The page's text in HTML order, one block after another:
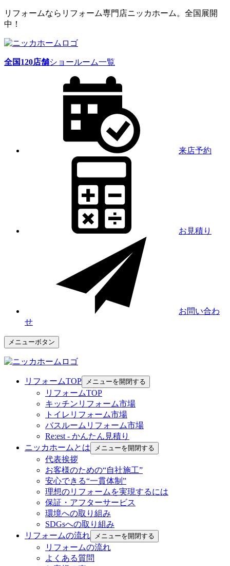
リフォームならリフォーム専門店ニッカホーム。全国展開
中！
全国120店舗ショールーム一覧
来店予約
お見積り
お問い合わ
せ
メニューボタン
リフォームTOP メニューを開閉する
リフォームTOP
キッチンリフォーム市場
トイレリフォーム市場
バスルームリフォーム市場
Re:est - かんたん見積り
ニッカホームとは
メニューを開閉する
代表挨拶
お客様のための“自社施工”
安心できる“一貫体制”
理想のリフォームを実現するには
保証・アフターサービス
環境への取り組み
SDGsへの取り組み
リフォームの流れ
メニューを開閉する
リフォームの流れ
よくある質問